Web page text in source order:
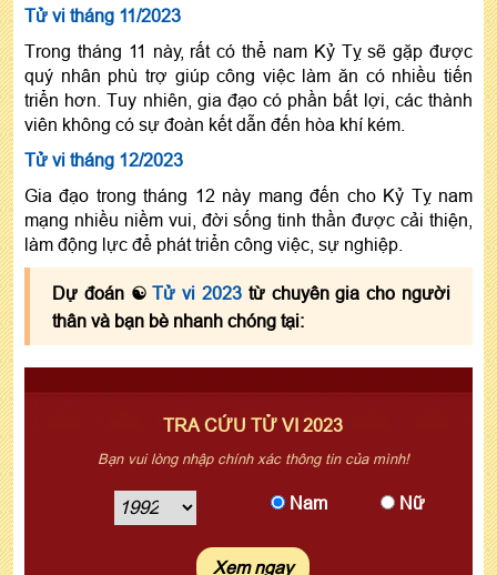
Tử vi tháng 11/2023
Trong tháng 11 này, rất có thể nam Kỷ Tỵ sẽ gặp được
quý nhân phù trợ giúp công việc làm ăn có nhiều tiến
triển hơn. Tuy nhiên, gia đạo có phần bất lợi, các thành
viên không có sự đoàn kết dẫn đến hòa khí kém.
Tử vi tháng 12/2023
Gia đạo trong tháng 12 này mang đến cho Kỷ Tỵ nam
mạng nhiều niềm vui, đời sống tinh thần được cải thiện,
làm động lực để phát triển công việc, sự nghiệp.
Dự đoán ☯Tử vi 2023 từ chuyên gia cho người
thân và bạn bè nhanh chóng tại:
TRA CỨU TỬ VI 2023
Bạn vui lòng nhập chính xác thông tin của mình!
Nam Nữ